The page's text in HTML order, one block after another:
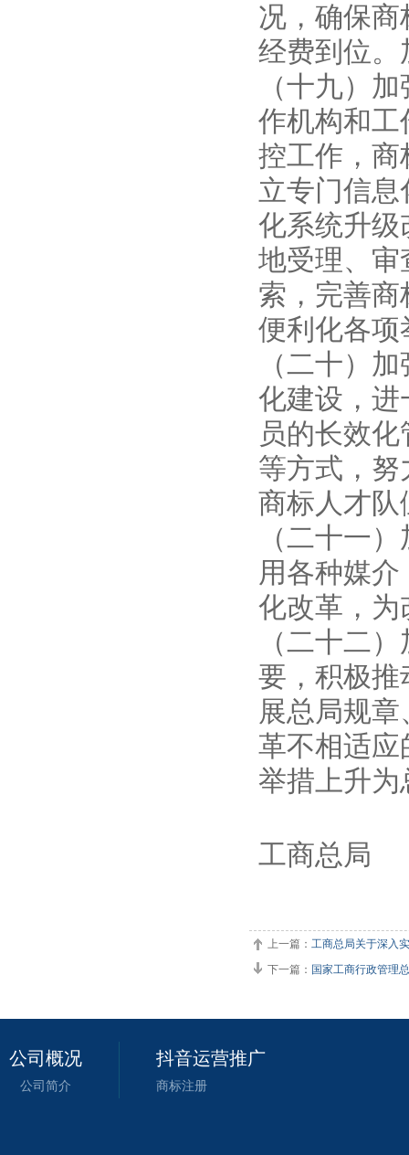
况，确保
经费到位。
（十九）
作机构和工
控工作，商
立专门信
化系统升级
地受理、审
索，完善
便利化各项
（二十）
化建设，进
员的长效
等方式，
商标人才队
（二十一
用各种媒
化改革，为
（二十二
要，积极推
展总局规
革不相适应
举措上升
工商总局
上一篇： 工商总局关于深入
下一篇： 国家工商行政管理
公司概况
公司简介
抖音运营推广
商标注册